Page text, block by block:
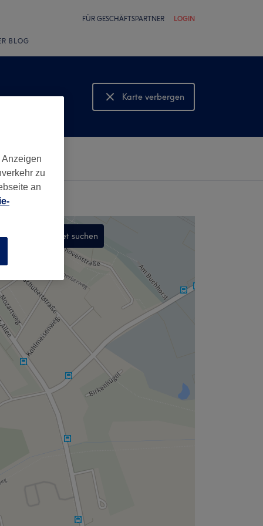
FÜR GESCHÄFTSPARTNER LOGIN
BLOG
Karte verbergen
Karte anzeigen
In diesem Gebiet suchen
zu
an